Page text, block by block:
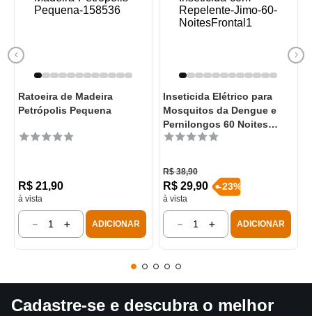
Ratoeira de Madeira
Petrópolis Pequena
R$ 21,90
à vista
＋
－ ADICIONAR
Inseticida Elétrico para
Mosquitos da Dengue e
Pernilongos 60 Noites
Jimo
R$ 38,90
R$ 29,90
à vista
-23%
＋
－ ADICIONAR
Cadastre-se e descubra o melhor